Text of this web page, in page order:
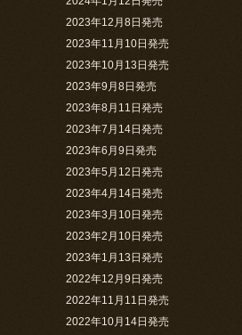
2023年12月8日発売
2023年11月10日発売
2023年10月13日発売
2023年9月8日発売
2023年8月11日発売
2023年7月14日発売
2023年6月9日発売
2023年5月12日発売
2023年4月14日発売
2023年3月10日発売
2023年2月10日発売
2023年1月13日発売
2022年12月9日発売
2022年11月11日発売
2022年10月14日発売